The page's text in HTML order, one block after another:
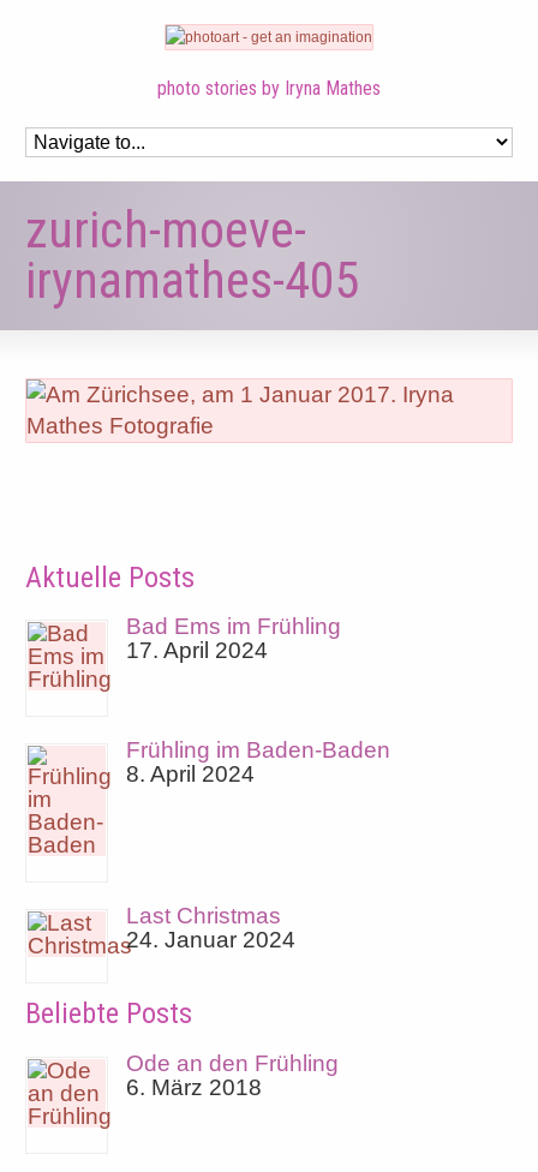
photo stories by Iryna Mathes
zurich-moeve-
irynamathes-405
Aktuelle Posts
Bad Ems im Frühling
17. April 2024
Frühling im Baden-Baden
8. April 2024
Last Christmas
24. Januar 2024
Beliebte Posts
Ode an den Frühling
6. März 2018